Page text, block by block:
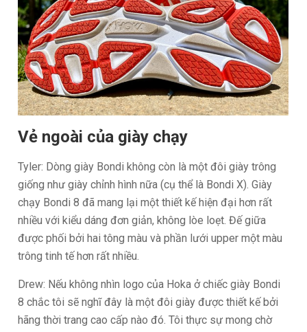
Vẻ ngoài của giày chạy
Tyler: Dòng giày Bondi không còn là một đôi giày trông
giống như giày chỉnh hình nữa (cụ thể là Bondi X). Giày
chạy Bondi 8 đã mang lại một thiết kế hiện đại hơn rất
nhiều với kiểu dáng đơn giản, không lòe loẹt. Đế giữa
được phối bởi hai tông màu và phần lưới upper một màu
trông tinh tế hơn rất nhiều.
Drew: Nếu không nhìn logo của Hoka ở chiếc giày Bondi
8 chắc tôi sẽ nghĩ đây là một đôi giày được thiết kế bởi
hãng thời trang cao cấp nào đó. Tôi thực sự mong chờ